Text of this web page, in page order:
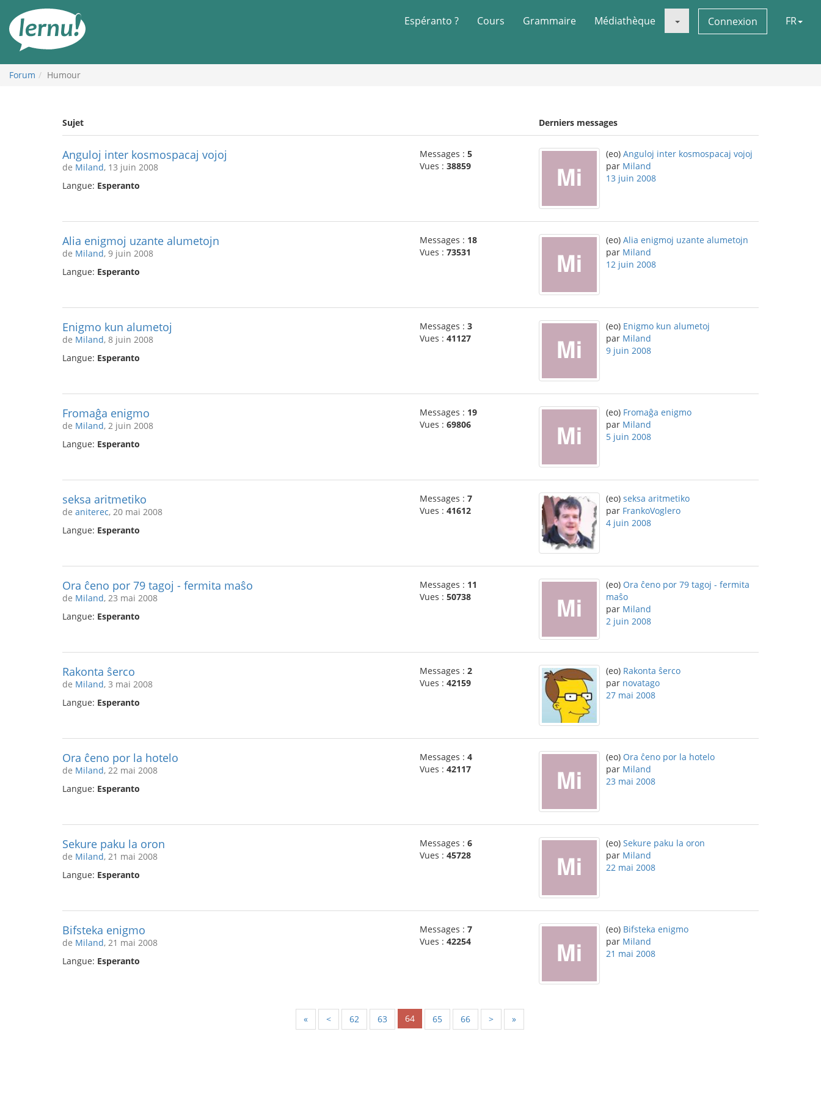
contenu
Espéranto ? Cours Grammaire Médiathèque Connexion FR
Forum Humour
Sujet Derniers messages
Anguloj inter kosmospacaj vojoj
de Miland, 13 juin 2008
Langue: Esperanto
Messages : 5
Vues : 38859
(eo) Anguloj inter kosmospacaj vojoj
par Miland
13 juin 2008
Alia enigmoj uzante alumetojn
de Miland, 9 juin 2008
Langue: Esperanto
Messages : 18
Vues : 73531
(eo) Alia enigmoj uzante alumetojn
par Miland
12 juin 2008
Enigmo kun alumetoj
de Miland, 8 juin 2008
Langue: Esperanto
Messages : 3
Vues : 41127
(eo) Enigmo kun alumetoj
par Miland
9 juin 2008
Fromaĝa enigmo
de Miland, 2 juin 2008
Langue: Esperanto
Messages : 19
Vues : 69806
(eo) Fromaĝa enigmo
par Miland
5 juin 2008
seksa aritmetiko
de aniterec, 20 mai 2008
Langue: Esperanto
Messages : 7
Vues : 41612
(eo) seksa aritmetiko
par FrankoVoglero
4 juin 2008
Ora ĉeno por 79 tagoj - fermita maŝo
de Miland, 23 mai 2008
Langue: Esperanto
Messages : 11
Vues : 50738
(eo) Ora ĉeno por 79 tagoj - fermita
maŝo
par Miland
2 juin 2008
Rakonta ŝerco
de Miland, 3 mai 2008
Langue: Esperanto
Messages : 2
Vues : 42159
(eo) Rakonta ŝerco
par novatago
27 mai 2008
Ora ĉeno por la hotelo
de Miland, 22 mai 2008
Langue: Esperanto
Messages : 4
Vues : 42117
(eo) Ora ĉeno por la hotelo
par Miland
23 mai 2008
Sekure paku la oron
de Miland, 21 mai 2008
Langue: Esperanto
Messages : 6
Vues : 45728
(eo) Sekure paku la oron
par Miland
22 mai 2008
Bifsteka enigmo
de Miland, 21 mai 2008
Langue: Esperanto
Messages : 7
Vues : 42254
(eo) Bifsteka enigmo
par Miland
21 mai 2008
« < 62 63 64 65 66 > »